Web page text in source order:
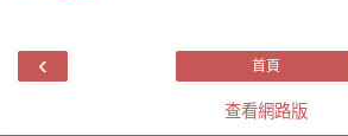
‹ 首頁
查看網路版